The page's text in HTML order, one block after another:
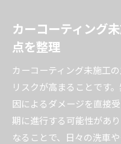
カーコーティング
点を整理
カーコーティング未施工
リスクが高まることです
因によるダメージを直接
期に進行する可能性があ
なることで、日々の洗車